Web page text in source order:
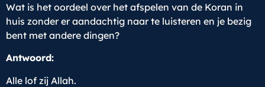
Wat is het oordeel over het afspelen van de Koran in
huis zonder er aandachtig naar te luisteren en je bezig
bent met andere dingen?
Antwoord:
Alle lof zij Allah.